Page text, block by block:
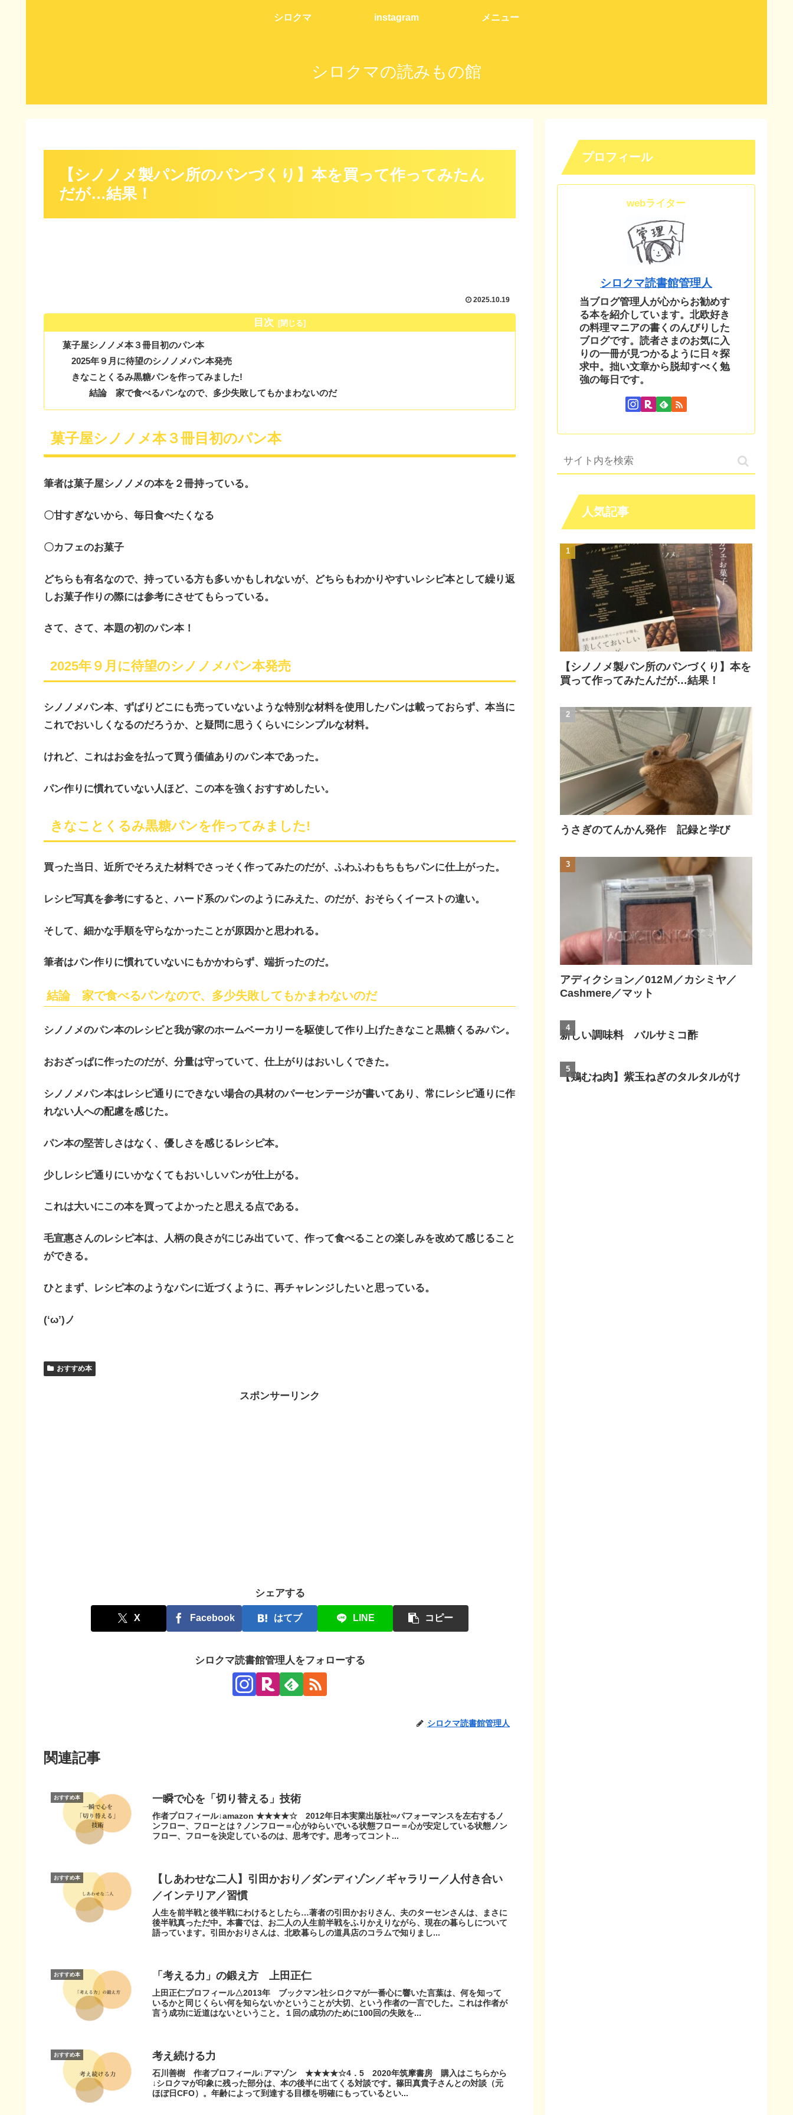
シロクマの読みもの館
シロクマ instagram メニュー
【シノノメ製パン所のパンづくり】本を買って作ってみたん
だが…結果！
2025.10.19
目次
菓子屋シノノメ本３冊目初のパン本
2025年９月に待望のシノノメパン本発売
きなことくるみ黒糖パンを作ってみました!
結論 家で食べるパンなので、多少失敗してもかまわないのだ
菓子屋シノノメ本３冊目初のパン本
筆者は菓子屋シノノメの本を２冊持っている。
〇甘すぎないから、毎日食べたくなる
〇カフェのお菓子
どちらも有名なので、持っている方も多いかもしれないが、どちらもわかりやすいレシピ本として繰り返
しお菓子作りの際には参考にさせてもらっている。
さて、さて、本題の初のパン本！
2025年９月に待望のシノノメパン本発売
シノノメパン本、ずばりどこにも売っていないような特別な材料を使用したパンは載っておらず、本当に
これでおいしくなるのだろうか、と疑問に思うくらいにシンプルな材料。
けれど、これはお金を払って買う価値ありのパン本であった。
パン作りに慣れていない人ほど、この本を強くおすすめしたい。
きなことくるみ黒糖パンを作ってみました!
買った当日、近所でそろえた材料でさっそく作ってみたのだが、ふわふわもちもちパンに仕上がった。
レシピ写真を参考にすると、ハード系のパンのようにみえた、のだが、おそらくイーストの違い。
そして、細かな手順を守らなかったことが原因かと思われる。
筆者はパン作りに慣れていないにもかかわらず、端折ったのだ。
結論 家で食べるパンなので、多少失敗してもかまわないのだ
シノノメのパン本のレシピと我が家のホームベーカリーを駆使して作り上げたきなこと黒糖くるみパン。
おおざっぱに作ったのだが、分量は守っていて、仕上がりはおいしくできた。
シノノメパン本はレシピ通りにできない場合の具材のパーセンテージが書いてあり、常にレシピ通りに作
れない人への配慮を感じた。
パン本の堅苦しさはなく、優しさを感じるレシピ本。
少しレシピ通りにいかなくてもおいしいパンが仕上がる。
これは大いにこの本を買ってよかったと思える点である。
毛宣惠さんのレシピ本は、人柄の良さがにじみ出ていて、作って食べることの楽しみを改めて感じること
ができる。
ひとまず、レシピ本のようなパンに近づくように、再チャレンジしたいと思っている。
(‘ω’)ノ
おすすめ本
スポンサーリンク
シェアする
X Facebook はてブ LINE コピー
シロクマ読書館管理人をフォローする
シロクマ読書館管理人
関連記事
おすすめ本 一瞬で心を「切り替える」技術
作者プロフィール↓amazon ★★★★☆ 2012年日本実業出版社∞パフォーマンスを左右するノ
ンフロー、フローとは？ノンフロー＝心がゆらいでいる状態フロー＝心が安定している状態ノン
フロー、フローを決定しているのは、思考です。思考ってコント...
おすすめ本
【しあわせな二人】引田かおり／ダンディゾン／ギャラリー／人付き合い
／インテリア／習慣
人生を前半戦と後半戦にわけるとしたら…著者の引田かおりさん、夫のターセンさんは、まさに
後半戦真っただ中。本書では、お二人の人生前半戦をふりかえりながら、現在の暮らしについて
語っています。引田かおりさんは、北欧暮らしの道具店のコラムで知りまし...
おすすめ本 「考える力」の鍛え方 上田正仁
上田正仁プロフィール△2013年 ブックマン社シロクマが一番心に響いた言葉は、何を知って
いるかと同じくらい何を知らないかということが大切、という作者の一言でした。これは作者が
言う成功に近道はないということ。１回の成功のために100回の失敗を...
おすすめ本 考え続ける力
石川善樹 作者プロフィール↓アマゾン ★★★★☆4．5 2020年筑摩書房 購入はこちらから
↓シロクマが印象に残った部分は、本の後半に出てくる対談です。篠田真貴子さんとの対談（元
ほぼ日CFO）。年齢によって到達する目標を明確にもっているとい...
プロフィール
webライター
シロクマ読書館管理人
当ブログ管理人が心からお勧めす
る本を紹介しています。北欧好き
の料理マニアの書くのんびりした
ブログです。読者さまのお気に入
りの一冊が見つかるように日々探
求中。拙い文章から脱却すべく勉
強の毎日です。
人気記事
【シノノメ製パン所のパンづくり】本を
買って作ってみたんだが…結果！
うさぎのてんかん発作 記録と学び
アディクション／012Ｍ／カシミヤ／
Cashmere／マット
新しい調味料 バルサミコ酢
【鶏むね肉】紫玉ねぎのタルタルがけ